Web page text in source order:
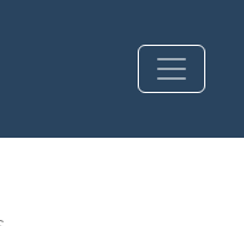
del paciente en un